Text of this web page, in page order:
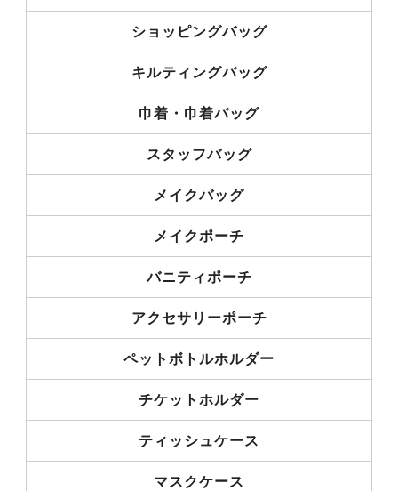
ショッピングバッグ
キルティングバッグ
巾着・巾着バッグ
スタッフバッグ
メイクバッグ
メイクポーチ
バニティポーチ
アクセサリーポーチ
ペットボトルホルダー
チケットホルダー
ティッシュケース
マスクケース